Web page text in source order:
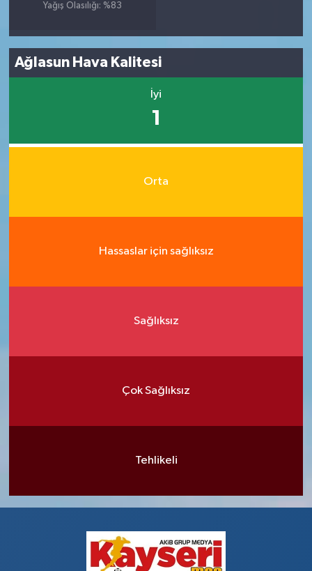
Yağış Olasılığı: %83
Ağlasun Hava Kalitesi
İyi
1
Orta
Hassaslar için sağlıksız
Sağlıksız
Çok Sağlıksız
Tehlikeli